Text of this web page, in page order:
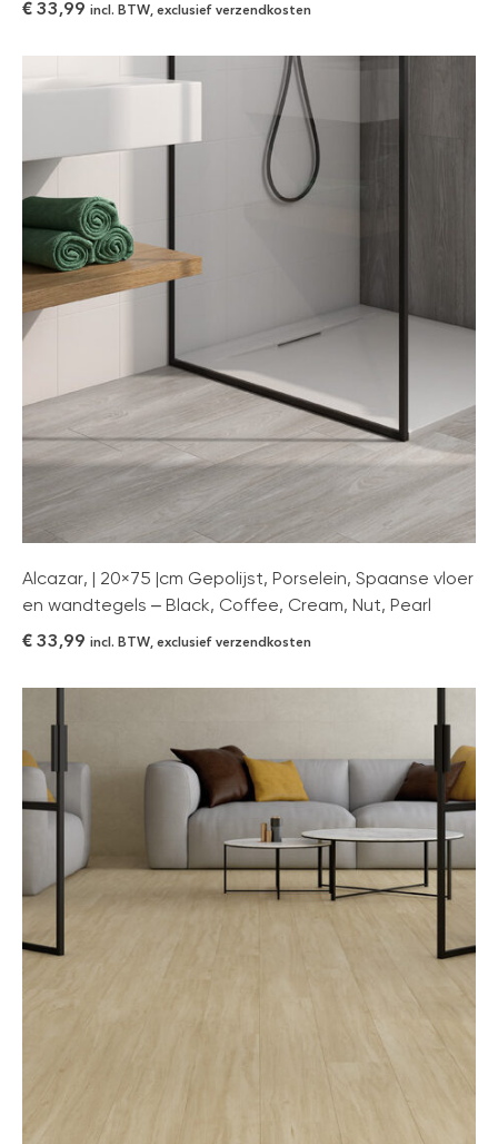
€ 33,99 incl. BTW, exclusief verzendkosten
Alcazar, | 20×75 |cm Gepolijst, Porselein, Spaanse vloer
en wandtegels – Black, Coffee, Cream, Nut, Pearl
€ 33,99 incl. BTW, exclusief verzendkosten